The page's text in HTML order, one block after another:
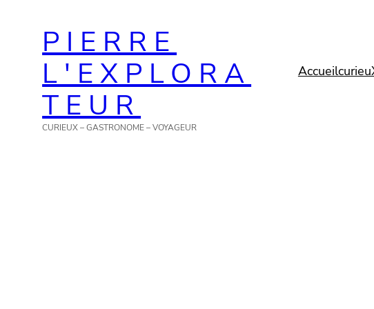
contenuPIERRE
L'EXPLORA
TEUR
CURIEUX – GASTRONOME – VOYAGEUR
Accueil